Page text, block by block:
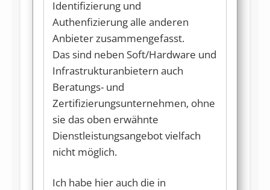
Identifizierung und
Authenfizierung alle anderen
Anbieter zusammengefasst.
Das sind neben Soft/Hardware und
Infrastrukturanbietern auch
Beratungs- und
Zertifizierungsunternehmen, ohne
sie das oben erwähnte
Dienstleistungsangebot vielfach
nicht möglich.
Ich habe hier auch die in